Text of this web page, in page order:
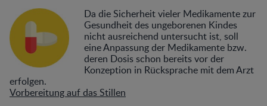
Da die Sicherheit vieler Medikamente zur
Gesundheit des ungeborenen Kindes
nicht ausreichend untersucht ist, soll
eine Anpassung der Medikamente bzw.
deren Dosis schon bereits vor der
Konzeption in Rücksprache mit dem Arzt
erfolgen.
Vorbereitung auf das Stillen